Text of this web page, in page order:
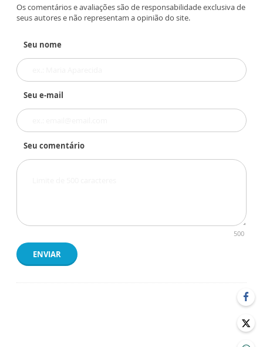
Os comentários e avaliações são de responsabilidade exclusiva de
seus autores e não representam a opinião do site.
Seu nome
Seu e-mail
Seu comentário
500
ENVIAR